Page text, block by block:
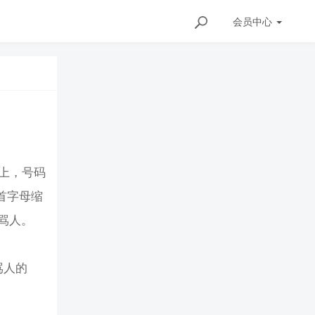
会员中心
，号码
字母缩
人。
人的